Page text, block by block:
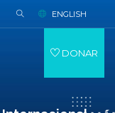
ENGLISH
DONAR